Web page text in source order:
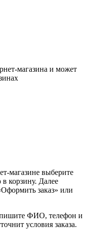
магазина и может
магазине выберите
корзину. Далее
заказ» или
ФИО, телефон и
условия заказа.